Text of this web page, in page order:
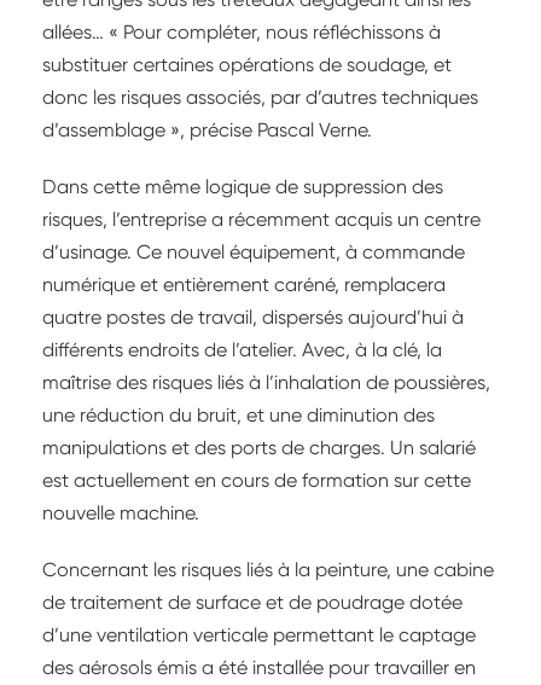
allées… « Pour compléter, nous réfléchissons à
substituer certaines opérations de soudage, et
donc les risques associés, par d’autres techniques
d’assemblage », précise Pascal Verne.
Dans cette même logique de suppression des
risques, l’entreprise a récemment acquis un centre
d’usinage. Ce nouvel équipement, à commande
numérique et entièrement caréné, remplacera
quatre postes de travail, dispersés aujourd’hui à
différents endroits de l’atelier. Avec, à la clé, la
maîtrise des risques liés à l’inhalation de poussières,
une réduction du bruit, et une diminution des
manipulations et des ports de charges. Un salarié
est actuellement en cours de formation sur cette
nouvelle machine.
Concernant les risques liés à la peinture, une cabine
de traitement de surface et de poudrage dotée
d’une ventilation verticale permettant le captage
des aérosols émis a été installée pour travailler en